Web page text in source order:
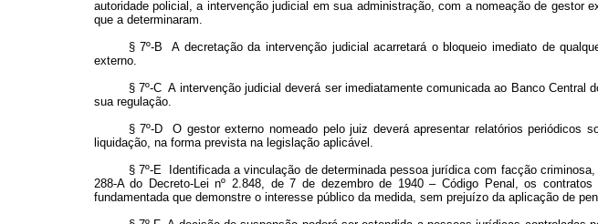
autoridade policial, a intervenção judicial em sua administração, com a nomeação de
que a determinaram.
§ 7º-B A decretação da intervenção judicial acarretará o bloqueio imediato de
externo.
§ 7º-C A intervenção judicial deverá ser imediatamente comunicada ao Banco
sua regulação.
§ 7º-D O gestor externo nomeado pelo juiz deverá apresentar relatórios periódicos
liquidação, na forma prevista na legislação aplicável.
§ 7º-E Identificada a vinculação de determinada pessoa jurídica com facção
288-A do Decreto-Lei nº 2.848, de 7 de dezembro de 1940 – Código Penal, os
fundamentada que demonstre o interesse público da medida, sem prejuízo da aplicação de